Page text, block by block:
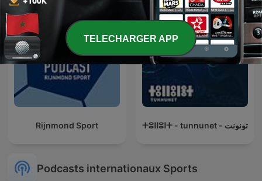
Rijnmond Sport ⵜⵓⵏⵏⵓⵏⵜ - tunnunet - تونونت
Podcasts internationaux Sports
TELECHARGER APP